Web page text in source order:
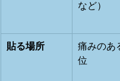
など）
貼る場所
痛みのあ
位